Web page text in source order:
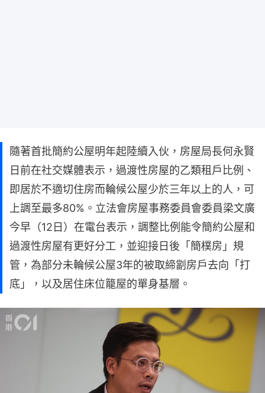
隨著首批簡約公屋明年起陸續入伙，房屋局長何永賢
日前在社交媒體表示，過渡性房屋的乙類租戶比例、
即居於不適切住房而輪候公屋少於三年以上的人，可
上調至最多80%。立法會房屋事務委員會委員梁文廣
今早（12日）在電台表示，調整比例能令簡約公屋和
過渡性房屋有更好分工，並迎接日後「簡樸房」規
管，為部分未輪候公屋3年的被取締劏房戶去向「打
底」，以及居住床位籠屋的單身基層。